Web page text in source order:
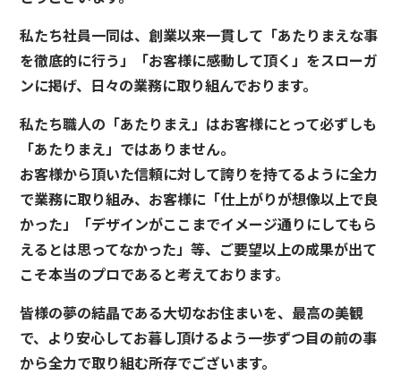
私たち社員一同は、創業以来一貫して「あたりまえな事
を徹底的に行う」「お客様に感動して頂く」をスローガ
ンに掲げ、日々の業務に取り組んでおります。
私たち職人の「あたりまえ」はお客様にとって必ずしも
「あたりまえ」ではありません。
お客様から頂いた信頼に対して誇りを持てるように全力
で業務に取り組み、お客様に「仕上がりが想像以上で良
かった」「デザインがここまでイメージ通りにしてもら
えるとは思ってなかった」等、ご要望以上の成果が出て
こそ本当のプロであると考えております。
皆様の夢の結晶である大切なお住まいを、最高の美観
で、より安心してお暮し頂けるよう一歩ずつ目の前の事
から全力で取り組む所存でございます。